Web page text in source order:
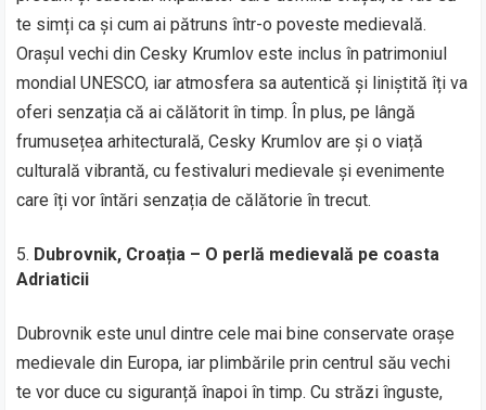
te simți ca și cum ai pătruns într-o poveste medievală.
Orașul vechi din Cesky Krumlov este inclus în patrimoniul
mondial UNESCO, iar atmosfera sa autentică și liniștită îți va
oferi senzația că ai călătorit în timp. În plus, pe lângă
frumusețea arhitecturală, Cesky Krumlov are și o viață
culturală vibrantă, cu festivaluri medievale și evenimente
care îți vor întări senzația de călătorie în trecut.
Dubrovnik, Croația – O perlă medievală pe coasta
Adriaticii
Dubrovnik este unul dintre cele mai bine conservate orașe
medievale din Europa, iar plimbările prin centrul său vechi
te vor duce cu siguranță înapoi în timp. Cu străzi înguste,